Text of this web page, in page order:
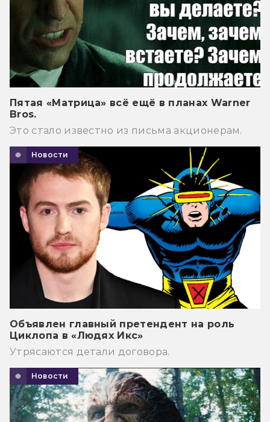
Пятая «Матрица» всё ещё в планах Warner
Bros.
Это стало известно из письма акционерам.
Новости
Объявлен главный претендент на роль
Циклопа в «Людях Икс»
Утрясаются детали договора.
Новости